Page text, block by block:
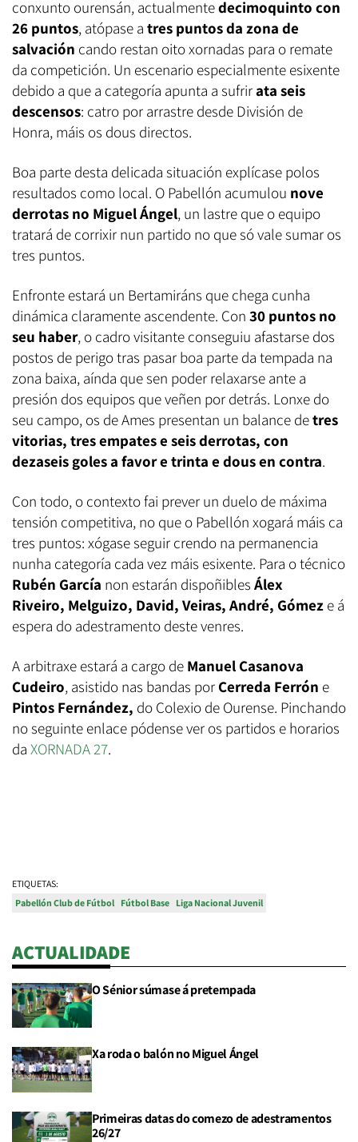
conxunto ourensán, actualmentedecimoquinto con
26 puntos, atópase a tres puntos da zona de
salvación cando restan oito xornadas para o remate
da competición. Un escenario especialmente esixente
debido a que a categoría apunta a sufrirata seis
descensos: catro por arrastre desde División de
Honra, máis os dous directos.
Boa parte desta delicada situación explícase polos
resultados como local. O Pabellón acumulou nove
derrotas no Miguel Ángel, un lastre que o equipo
tratará de corrixir nun partido no que só vale sumar os
tres puntos.
Enfronte estará un Bertamiráns que chega cunha
dinámica claramente ascendente. Con 30 puntos no
seu haber, o cadro visitante conseguiu afastarse dos
postos de perigo tras pasar boa parte da tempada na
zona baixa, aínda que sen poder relaxarse ante a
presión dos equipos que veñen por detrás. Lonxe do
seu campo, os de Ames presentan un balance detres
vitorias, tres empates e seis derrotas, con
dezaseis goles a favor e trinta e dous en contra.
Con todo, o contexto fai prever un duelo de máxima
tensión competitiva, no que o Pabellón xogará máis ca
tres puntos: xógase seguir crendo na permanencia
nunha categoría cada vez máis esixente. Para o técnico
Rubén García non estarán dispoñibles Álex
Riveiro, Melguizo, David, Veiras, André, Gómez e á
espera do adestramento deste venres.
A arbitraxe estará a cargo de Manuel Casanova
Cudeiro, asistido nas bandas por Cerreda Ferrón e
Pintos Fernández, do Colexio de Ourense. Pinchando
no seguinte enlace pódense ver os partidos e horarios
da XORNADA 27.
ETIQUETAS:
Pabellón Club de Fútbol Fútbol Base Liga Nacional Juvenil
ACTUALIDADE
O Sénior súmase á pretempada
Xa roda o balón no Miguel Ángel
Primeiras datas do comezo de adestramentos
26/27